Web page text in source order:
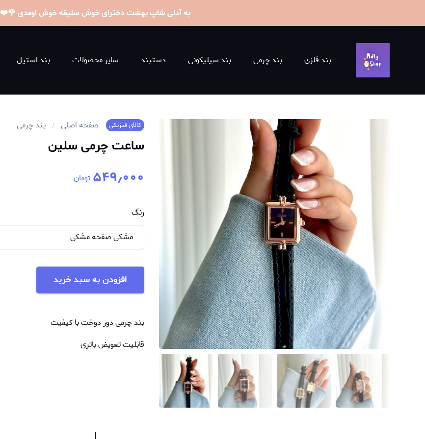
به آدلی شاپ بهشت دخترای خوش سلیقه خوش اومدی 🌹❤️
بند فلزی بند چرمی بند سیلیکونی دستبند سایر محصولات بند استیل
کالای فیزیکی صفحه اصلی بند چرمی
ساعت چرمی سلین
۵۴۹٫۰۰۰ تومان
رنگ
مشکی صفحه مشکی
افزودن به سبد خرید
بند چرمی دور دوخت با کیفیت
قابلیت تعویض باتری